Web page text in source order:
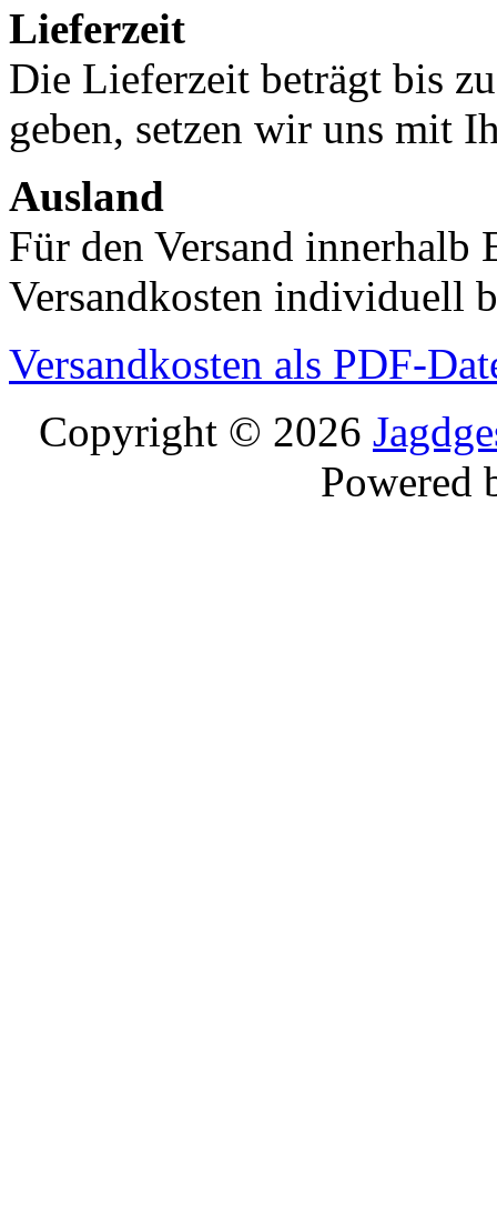
Lieferzeit
Die Lieferzeit beträgt bis
geben, setzen wir uns mit
Ausland
Für den Versand innerhalb
Versandkosten individuell
Versandkosten als PDF-
Copyright © 2026
Powered